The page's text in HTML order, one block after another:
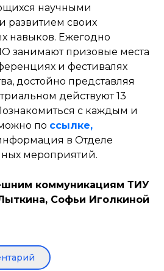
научными
развитием своих
навыков. Ежегодно
занимают призовые места
и фестивалях
достойно представляя
действуют 13
с каждым и
по ссылке,
в Отделе
мероприятий.
коммуникациям ТИУ
Софьи Иголкиной